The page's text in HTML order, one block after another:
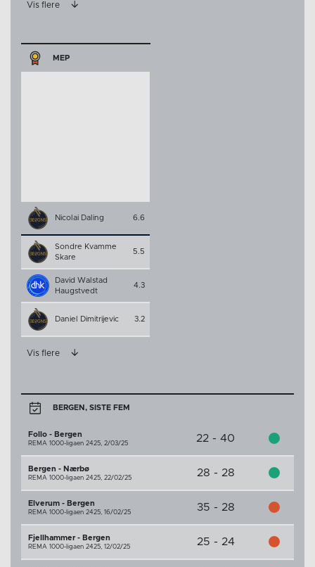
Vis flere
MEP
Nicolai Daling 6.6
Sondre Kvamme
Skare
5.5
David Walstad
Haugstvedt
4.3
Daniel Dimitrijevic 3.2
Vis flere
BERGEN, SISTE FEM
Follo - Bergen
REMA 1000-ligaen 2425, 2/03/25 22 - 40
Bergen - Nærbø
REMA 1000-ligaen 2425, 22/02/25 28 - 28
Elverum - Bergen
REMA 1000-ligaen 2425, 16/02/25 35 - 28
Fjellhammer - Bergen
REMA 1000-ligaen 2425, 12/02/25 25 - 24